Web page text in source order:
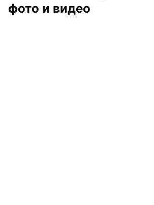
фото и видео